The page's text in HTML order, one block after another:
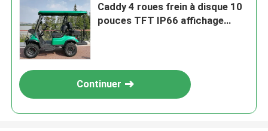
Caddy 4 roues frein à disque 10
pouces TFT IP66 affichage
Continuer